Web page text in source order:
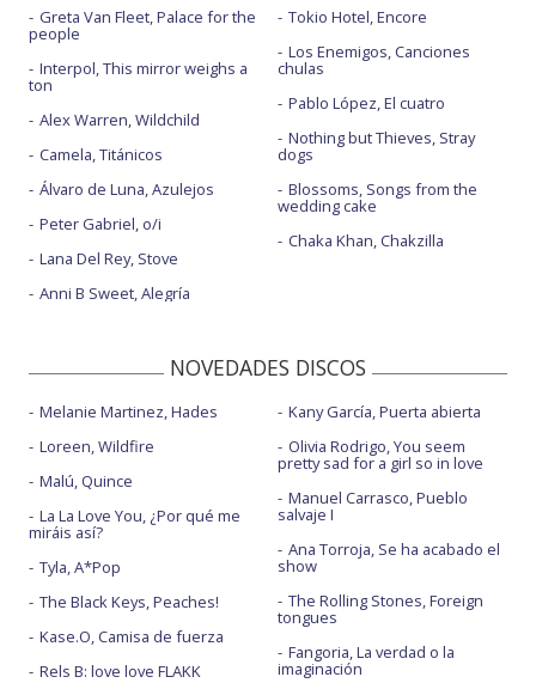
Greta Van Fleet, Palace for the
people
Interpol, This mirror weighs a
ton
Alex Warren, Wildchild
Camela, Titánicos
Álvaro de Luna, Azulejos
Peter Gabriel, o/i
Lana Del Rey, Stove
Anni B Sweet, Alegría
Tokio Hotel, Encore
Los Enemigos, Canciones
chulas
Pablo López, El cuatro
Nothing but Thieves, Stray
dogs
Blossoms, Songs from the
wedding cake
Chaka Khan, Chakzilla
NOVEDADES DISCOS
Melanie Martinez, Hades
Loreen, Wildfire
Malú, Quince
La La Love You, ¿Por qué me
miráis así?
Tyla, A*Pop
The Black Keys, Peaches!
Kase.O, Camisa de fuerza
Rels B: love love FLAKK
Kany García, Puerta abierta
Olivia Rodrigo, You seem
pretty sad for a girl so in love
Manuel Carrasco, Pueblo
salvaje I
Ana Torroja, Se ha acabado el
show
The Rolling Stones, Foreign
tongues
Fangoria, La verdad o la
imaginación